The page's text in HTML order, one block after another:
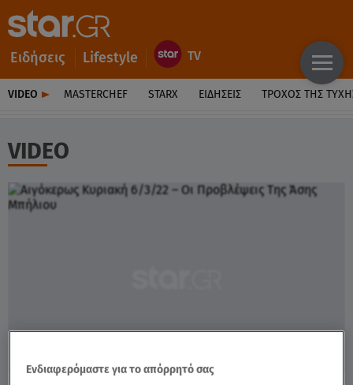
Ειδήσεις Lifestyle
VIDEO MASTERCHEF STARX ΕΙΔΉΣΕΙΣ ΤΡΟΧΌΣ ΤΗΣ
VIDEO
Ενδιαφερόμαστε για το απόρρητό σας